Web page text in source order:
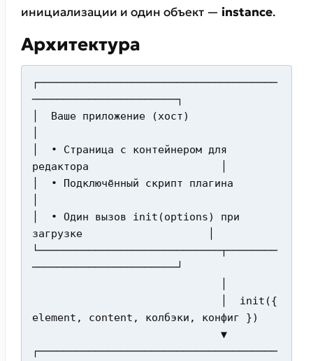
инициализации и один объект — instance.
Архитектура
┌──────────────────────────────────────
───────────────────────┐
│  Ваше приложение (хост)
│  • Страница с контейнером для
редактора                     │
│  • Подключённый скрипт плагина
│  • Один вызов init(options) при
загрузке                    │
└─────────────────────────────┬────────
───────────────────────┘
element, content, колбэки, конфиг })
┌──────────────────────────────────────